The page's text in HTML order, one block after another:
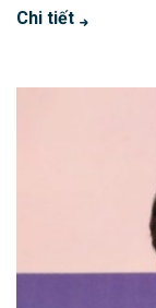
Chi tiết